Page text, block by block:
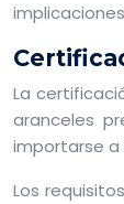
La
aranceles
importarse a
Los